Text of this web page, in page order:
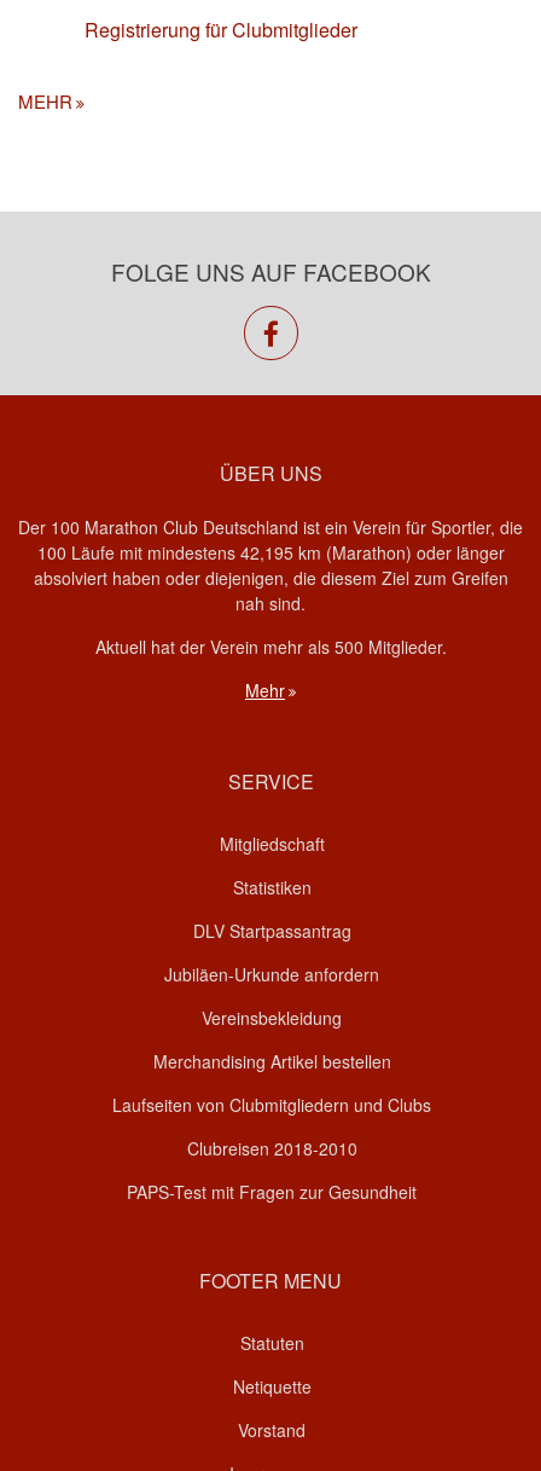
Registrierung für Clubmitglieder
MEHR
FOLGE UNS AUF FACEBOOK
facebook
ÜBER UNS
Der 100 Marathon Club Deutschland ist ein Verein für Sportler, die
100 Läufe mit mindestens 42,195 km (Marathon) oder länger
absolviert haben oder diejenigen, die diesem Ziel zum Greifen
nah sind.
Aktuell hat der Verein mehr als 500 Mitglieder.
Mehr
SERVICE
Mitgliedschaft
Statistiken
DLV Startpassantrag
Jubiläen-Urkunde anfordern
Vereinsbekleidung
Merchandising Artikel bestellen
Laufseiten von Clubmitgliedern und Clubs
Clubreisen 2018-2010
PAPS-Test mit Fragen zur Gesundheit
FOOTER MENU
Statuten
Netiquette
Vorstand